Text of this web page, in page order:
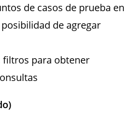
de casos de prueba en
de agregar
para obtener